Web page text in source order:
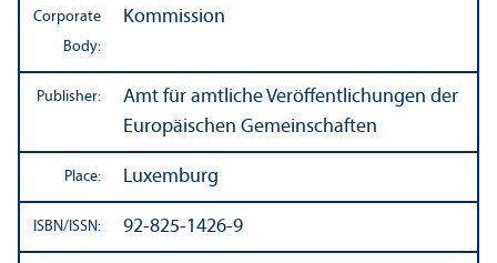
Corporate
Body:
Kommission
Publisher:
Amt für amtliche Veröffentlichungen der
Europäischen Gemeinschaften
Place: Luxemburg
ISBN/ISSN: 92-825-1426-9